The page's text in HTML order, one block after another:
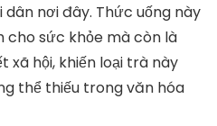
nơi đây. Thức uống này
cho sức khỏe mà còn là
xã hội, khiến loại trà này
thể thiếu trong văn hóa